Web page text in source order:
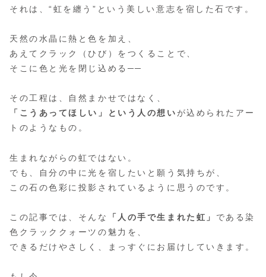
それは、“虹を纏う”という美しい意志を宿した石です。
天然の水晶に熱と色を加え、
あえてクラック（ひび）をつくることで、
そこに色と光を閉じ込める──
その工程は、自然まかせではなく、
「こうあってほしい」という人の想い が込められたアー
トのようなもの。
生まれながらの虹ではない。
でも、自分の中に光を宿したいと願う気持ちが、
この石の色彩に投影されているように思うのです。
この記事では、そんな 「人の手で生まれた虹」 である染
色クラッククォーツの魅力を、
できるだけやさしく、まっすぐにお届けしていきます。